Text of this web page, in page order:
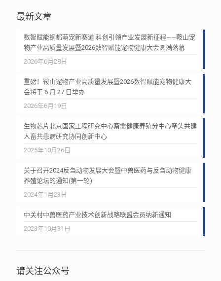
最新文章
数智赋能钢都萌宠新赛道 科创引领产业发展新征程——鞍山宠
物产业高质量发展暨2026数智赋能宠物健康大会圆满落幕
2026年6月28日
重磅！鞍山宠物产业高质量发展暨2026数智赋能宠物健康大
会将于 6 月 27 日举办
2026年6月19日
生物芯片北京国家工程研究中心畜禽健康养殖分中心牵头共建
人畜共患病研究协同创新中心
2025年10月26日
关于召开2024反刍动物发展大会暨中兽医药与反刍动物健康
养殖论坛的通知(第一轮)
2024年1月23日
中关村中兽医药产业技术创新战略联盟会员纳新通知
2023年10月31日
请关注公众号